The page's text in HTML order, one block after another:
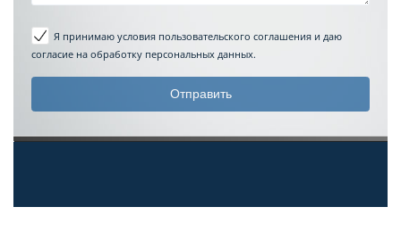
Я принимаю условия пользовательского соглашения и даю
согласие на обработку персональных данных.